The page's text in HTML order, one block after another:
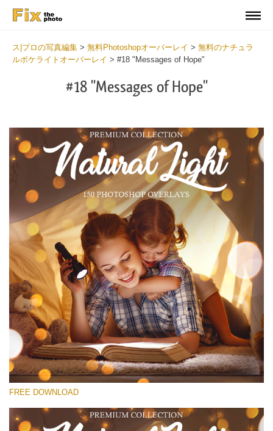
ス|プロの写真編集 > 無料Photoshopオーバーレイ > 無料のナチュラ
ルボケライトオーバーレイ > #18 "Messages of Hope"
#18 "Messages of Hope"
選んでください
Free Bokeh Overlay #18
Small 800*533px
Natural Cozy Bokeh
(150 Overlays)
Bokeh Collection (650 Overlays)
FREE DOWNLOAD